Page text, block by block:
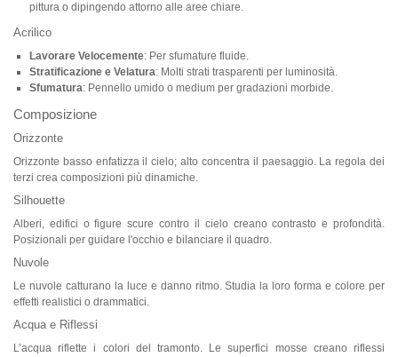
pittura o dipingendo attorno alle aree chiare.
Acrilico
Lavorare Velocemente: Per sfumature fluide.
Stratificazione e Velatura: Molti strati trasparenti per luminosità.
Sfumatura: Pennello umido o medium per gradazioni morbide.
Composizione
Orizzonte
Orizzonte basso enfatizza il cielo; alto concentra il paesaggio. La regola dei
terzi crea composizioni più dinamiche.
Silhouette
Alberi, edifici o figure scure contro il cielo creano contrasto e profondità.
Posizionali per guidare l'occhio e bilanciare il quadro.
Nuvole
Le nuvole catturano la luce e danno ritmo. Studia la loro forma e colore per
effetti realistici o drammatici.
Acqua e Riflessi
L’acqua riflette i colori del tramonto. Le superfici mosse creano riflessi